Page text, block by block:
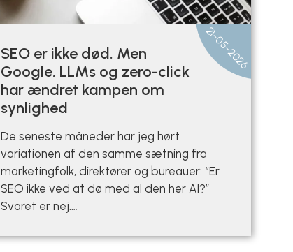
21-05-2026
SEO er ikke død. Men
Google, LLMs og zero-click
har ændret kampen om
synlighed
De seneste måneder har jeg hørt
variationen af den samme sætning fra
marketingfolk, direktører og bureauer: “Er
SEO ikke ved at dø med al den her AI?”
Svaret er nej.…